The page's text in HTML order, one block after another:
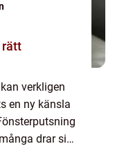
verkligen
en ny känsla
drar sig